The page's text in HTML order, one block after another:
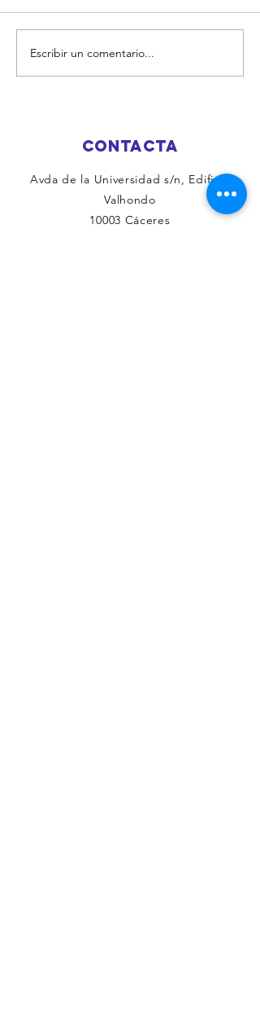
¡DIA ESPECIAL
EN LUSIBERIA
Escribir un comentario...
CONTACTA
Avda de la Universidad s/n, Edificio
Valhondo
10003 Cáceres